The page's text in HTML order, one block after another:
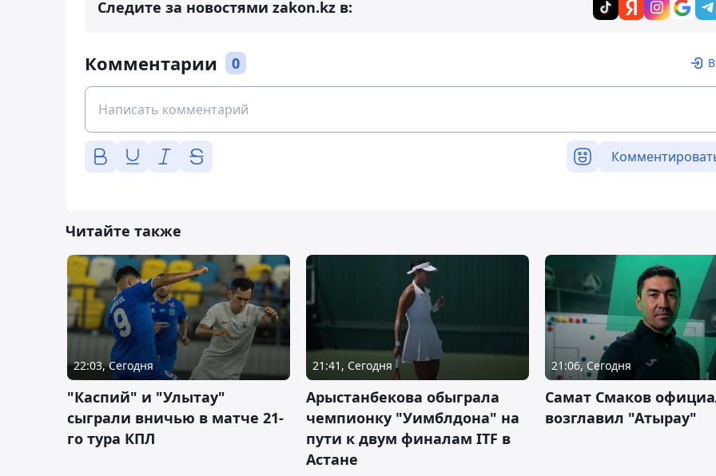
Следите за новостями zakon.kz в:
Комментарии 0
Читайте также
22:03, Сегодня
"Каспий" и "Улытау"
сыграли вничью в матче 21-
го тура КПЛ
21:41, Сегодня
Арыстанбекова обыграла
чемпионку "Уимблдона" на
пути к двум финалам ITF в
Астане
21:06, Сегодня
Самат Смаков
возглавил "Атырау"